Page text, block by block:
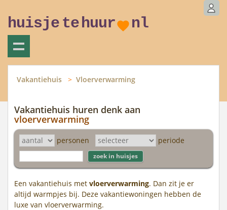
huisje tehuur nl
Vakantiehuis Vloerverwarming
Vakantiehuis huren denk aan
vloerverwarming
personen periode
Een vakantiehuis met vloerverwarming. Dan zit je er
altijd warmpjes bij. Deze vakantiewoningen hebben de
luxe van vloerverwarming.